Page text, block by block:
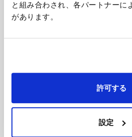
と組み合わされ、各パートナーに
があります。
許可する
設定
製品情報
サステナビリティ